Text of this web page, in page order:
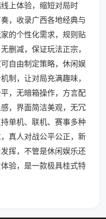
上体验，缩短对局时
，收录广西各地经典与
的个性化需求，规则贴
删减，保证玩法正宗，
自由制定策略，休闲娱
制，让对局充满趣味，
，无暗箱操作，方言配
，界面简洁美观，无冗
单机、联机、赛事多种
真人对战公平公正，新
挥，不管是休闲娱乐还
验，是一款极具桂式特